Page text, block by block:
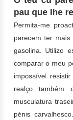
pau que lhe
Permita-me
parecem ter
gasolina. Utilizo
comparar o meu
impossível
realço
musculatura
pénis carvalhesco.